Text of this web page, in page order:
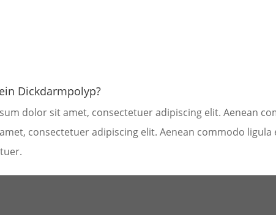
Dickdarmpolyp?
dolor sit amet, consectetuer adipiscing elit. Aenean
consectetuer adipiscing elit. Aenean commodo